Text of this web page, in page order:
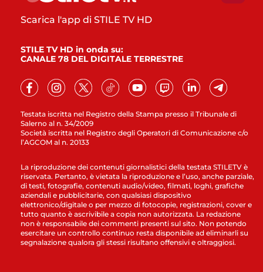
Testata iscritta nel Registro della Stampa presso il Tribunale di
Salerno al n. 34/2009
Società iscritta nel Registro degli Operatori di Comunicazione c/o
l’AGCOM al n. 20133
Scarica l'app di STILE TV HD
STILE TV HD in onda su:
CANALE 78 DEL DIGITALE TERRESTRE
La riproduzione dei contenuti giornalistici della testata STILETV è
riservata. Pertanto, è vietata la riproduzione e l’uso, anche parziale,
di testi, fotografie, contenuti audio/video, filmati, loghi, grafiche
aziendali e pubblicitarie, con qualsiasi dispositivo
elettronico/digitale o per mezzo di fotocopie, registrazioni, cover e
tutto quanto è ascrivibile a copia non autorizzata. La redazione
non è responsabile dei commenti presenti sul sito. Non potendo
esercitare un controllo continuo resta disponibile ad eliminarli su
segnalazione qualora gli stessi risultano offensivi e oltraggiosi.